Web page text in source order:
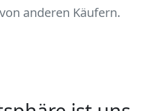
anderen Käufern.